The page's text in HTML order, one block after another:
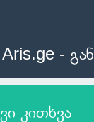
-
კითხვა